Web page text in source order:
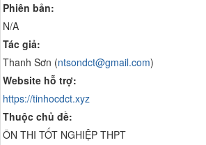
Phiên bản:
N/A
Tác giả:
Thanh Sơn (ntsondct@gmail.com)
Website hỗ trợ:
https://tinhocdct.xyz
Thuộc chủ đề:
ÔN THI TỐT NGHIỆP THPT